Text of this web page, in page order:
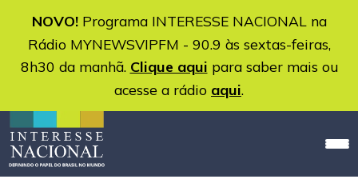
NOVO!Programa INTERESSE NACIONAL na
Rádio MYNEWSVIPFM - 90.9 às sextas-feiras,
8h30 da manhã. Clique aqui para saber mais ou
acesse a rádio aqui.